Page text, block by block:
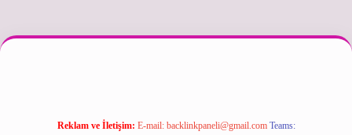
Reklam ve İletişim: E-mail: backlinkpaneli@gmail.com Teams: